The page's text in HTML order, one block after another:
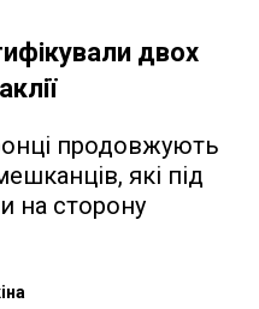
двох
продовжують
які під
на сторону